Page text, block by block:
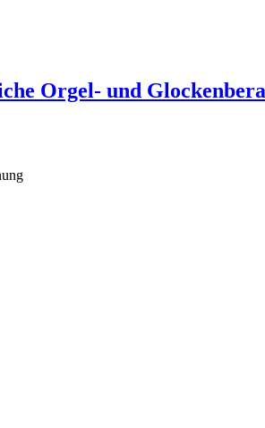
Orgel- und